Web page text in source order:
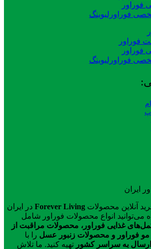
فوراور
فوراورلیوینگ
فوراور
فوراور
فوراورلیوینگ
ایران
آنلاین محصولات Forever Living در ایران
می‌توانید انواع محصولات فوراور شامل
غذایی فوراور، محصولات مراقبت از
فوراور و محصولات زنبور عسل را با
به سراسر کشور تهیه کنید. ما تلاش